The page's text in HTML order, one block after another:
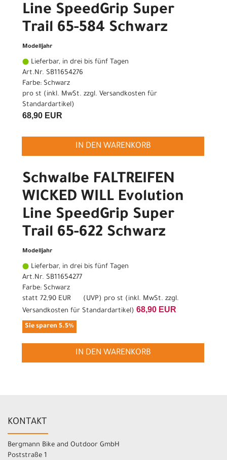
Line SpeedGrip Super
Trail 65-584 Schwarz
Modelljahr
Lieferbar, in drei bis fünf Tagen
Art.Nr. SB11654276
Farbe: Schwarz
pro st (inkl. MwSt. zzgl. Versandkosten für
Standardartikel)
68,90 EUR
IN DEN WARENKORB
Schwalbe FALTREIFEN
WICKED WILL Evolution
Line SpeedGrip Super
Trail 65-622 Schwarz
Modelljahr
Lieferbar, in drei bis fünf Tagen
Art.Nr. SB11654277
Farbe: Schwarz
statt 72,90 EUR ( UVP) pro st (inkl. MwSt. zzgl.
Versandkosten für Standardartikel) 68,90 EUR
Sie sparen 5.5%
IN DEN WARENKORB
KONTAKT
Bergmann Bike and Outdoor GmbH
Poststraße 1